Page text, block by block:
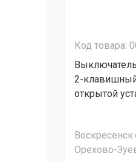
Код товара:
2-
открытой
Воскресенск
Орехово-